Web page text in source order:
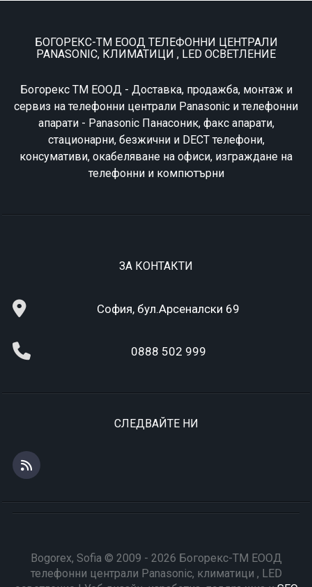
БОГОРЕКС-ТМ ЕООД ТЕЛЕФОННИ ЦЕНТРАЛИ
PANASONIC, КЛИМАТИЦИ , LED ОСВЕТЛЕНИЕ
Богорекс ТМ ЕООД - Доставка, продажба, монтаж и
сервиз на телефонни централи Panasonic и телефонни
апарати - Panasonic Панасоник, факс апарати,
стационарни, безжични и DECT телефони,
консумативи, окабеляване на офиси, изграждане на
телефонни и компютърни
ЗА КОНТАКТИ
София, бул.Арсеналски 69
0888 502 999
СЛЕДВАЙТЕ НИ
Bogorex, Sofia © 2009 - 2026 Богорекс-ТМ ЕООД
телефонни централи Panasonic, климатици , LED